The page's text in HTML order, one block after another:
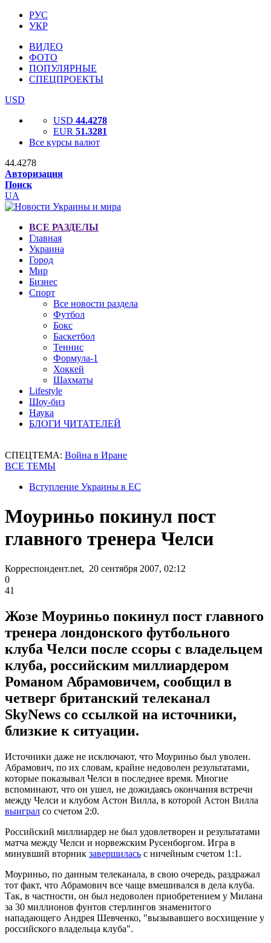
РУС
УКР
ВИДЕО
ФОТО
ПОПУЛЯРНЫЕ
СПЕЦПРОЕКТЫ
USD
USD 44.4278
EUR 51.3281
Все курсы валют
44.4278
Авторизация
Поиск
UA
ВСЕ РАЗДЕЛЫ
Главная
Украина
Город
Мир
Бизнес
Спорт
Все новости раздела
Футбол
Бокс
Баскетбол
Теннис
Формула-1
Хоккей
Шахматы
Lifestyle
Шоу-биз
Наука
БЛОГИ ЧИТАТЕЛЕЙ
СПЕЦТЕМА: Война в Иране
ВСЕ ТЕМЫ
Вступление Украины в ЕС
Моуриньо покинул пост
главного тренера Челси
Корреспондент.net, 20 сентября 2007, 02:12
0
41
Жозе Моуриньо покинул пост главного
тренера лондонского футбольного
клуба Челси после ссоры с владельцем
клуба, российским миллиардером
Романом Абрамовичем, сообщил в
четверг британский телеканал
SkyNews со ссылкой на источники,
близкие к ситуации.
Источники даже не исключают, что Моуриньо был уволен.
Абрамович, по их словам, крайне недоволен результатами,
которые показывал Челси в последнее время. Многие
вспоминают, что он ушел, не дожидаясь окончания встречи
между Челси и клубом Астон Вилла, в которой Астон Вилла
выиграл со счетом 2:0.
Российский миллиардер не был удовлетворен и результатами
матча между Челси и норвежским Русенборгом. Игра в
минувший вторник завершилась с ничейным счетом 1:1.
Моуриньо, по данным телеканала, в свою очередь, раздражал
тот факт, что Абрамович все чаще вмешивался в дела клуба.
Так, в частности, он был недоволен приобретением у Милана
за 30 миллионов фунтов стерлингов знаменитого
нападающего Андрея Шевченко, "вызывавшего восхищение у
российского владельца клуба".